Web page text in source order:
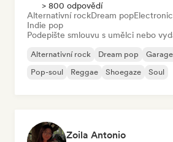
> 800 odpovědí
Alternativní rockDream pop
Indie pop
Podepište smlouvu s umělci nebo
Alternativní rock Dream pop
Pop-soul
Reggae Shoegaze Soul
Zoila Antonio